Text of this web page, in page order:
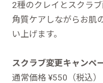
2種のクレイとスクラブ
角質ケアしながらお肌
い上げます。
スクラブ変更キャンペ
通常価格 ¥550（税込